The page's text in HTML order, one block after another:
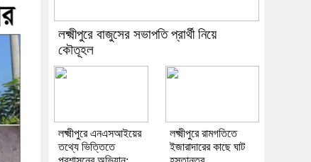
লক্ষ্মীপুরে বাজুসের সভাপতি প্রার্থী নিয়ে
কৌতূহল
লক্ষ্মীপুরে এনএসআইয়ের
তথ্যে ভিত্তিতে
লক্ষ্মীপুরে রামগতিতে
ইজারাদারের কাছে ঘাট